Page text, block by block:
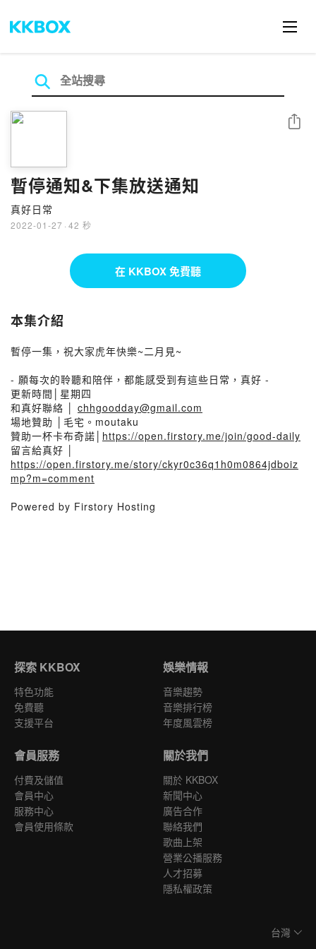
暫停通知&下集放送通知
真好日常
2022-01-27 · 42 秒
分享
在 KKBOX 免費聽
本集介紹
暫停一集，祝大家虎年快樂~二月見~
- 願每次的聆聽和陪伴，都能感受到有這些日常，真好 -
更新時間│星期四
和真好聯絡 │ chhgoodday@gmail.com
場地贊助 │毛宅。moutaku
贊助一杯卡布奇諾│ https://open.firstory.me/join/good-daily
留言給真好 │
https://open.firstory.me/story/ckyr0c36q1h0m0864jdboiz
mp?m=comment
Powered by Firstory Hosting
探索 KKBOX
特色功能
免費聽
支援平台
娛樂情報
音樂趨勢
音樂排行榜
年度風雲榜
會員服務
付費及儲值
會員中心
服務中心
會員使用條款
關於我們
關於 KKBOX
新聞中心
廣告合作
聯絡我們
歌曲上架
營業公播服務
人才招募
隱私權政策
台灣